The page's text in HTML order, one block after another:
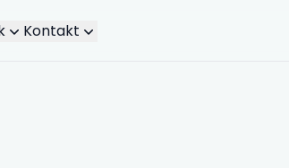
Kontakt